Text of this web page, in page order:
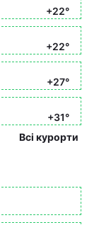
+22°
+22°
+27°
+31°
Всі курорти